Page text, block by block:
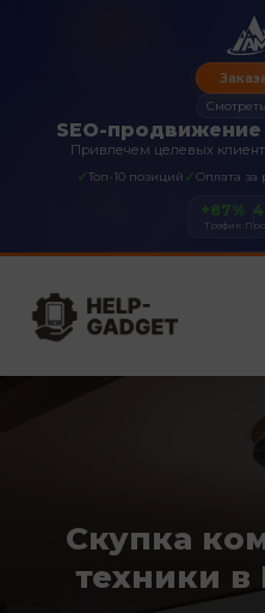
SEO-
Привлечем целевых
✓Топ-10 позиций ✓Оплата за
+87%
Трафик
Скупка
техники